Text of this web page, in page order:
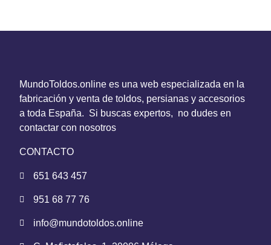
MundoToldos.online es una web especializada en la
fabricación y venta de toldos, persianas y accesorios
a toda España. Si buscas expertos, no dudes en
contactar con nosotros
CONTACTO
651 643 457
951 68 77 76
info@mundotoldos.online